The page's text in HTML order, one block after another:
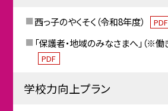
西っ子のやくそく（令和8年度） PDF
「保護者・地域のみなさまへ」（※働
PDF
学校力向上プラン